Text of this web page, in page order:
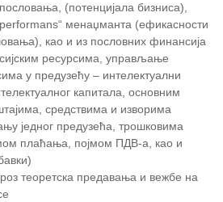
(потенцијала бизниса),
менаџманта (ефикасности
као и из пословних финансија
ресурсима, управљање
у предузећу – интелектуални
капитала, основним
средствима и изворима
једног предузећа, трошковима
плаћања, појмом ПДВ-а, као и
теоретска предавања и вежбе на